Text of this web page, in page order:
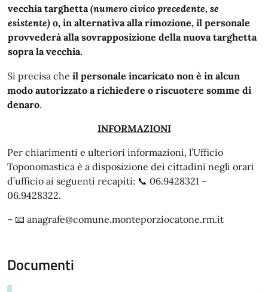
vecchia targhetta (numero civico precedente, se
esistente) o, in alternativa alla rimozione, il personale
provvederà alla sovrapposizione della nuova targhetta
sopra la vecchia.
Si precisa che il personale incaricato non è in alcun
modo autorizzato a richiedere o riscuotere somme di
denaro.
INFORMAZIONI
Per chiarimenti e ulteriori informazioni, l’Ufficio
Toponomastica è a disposizione dei cittadini negli orari
d’ufficio ai seguenti recapiti: 📞 06.9428321 –
06.9428322.
– 📧 anagrafe@comune.monteporziocatone.rm.it
Documenti